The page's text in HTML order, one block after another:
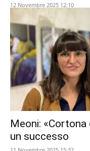
12 Novembre 2025 12:10
Meoni:
un successo